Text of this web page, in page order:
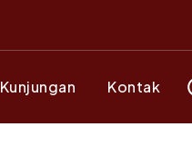
Kunjungan Kontak